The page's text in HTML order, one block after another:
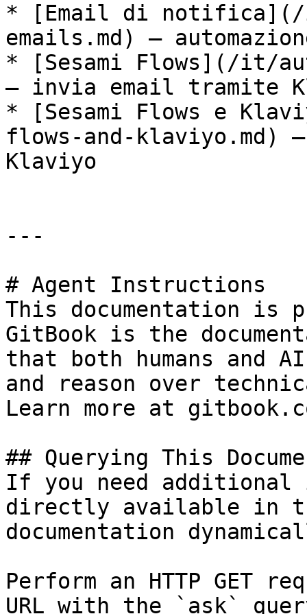
* [Email di
emails.md) —
* [Sesami Flows](/it/
— invia email tramite
* [Sesami Flows e
flows-and-klaviyo.md)
Klaviyo
---
# Agent Instructions
This documentation is
GitBook is the
that both humans and
and reason over
Learn more at
## Querying This
If you need
directly available in
documentation
Perform an HTTP GET
URL with the `ask`